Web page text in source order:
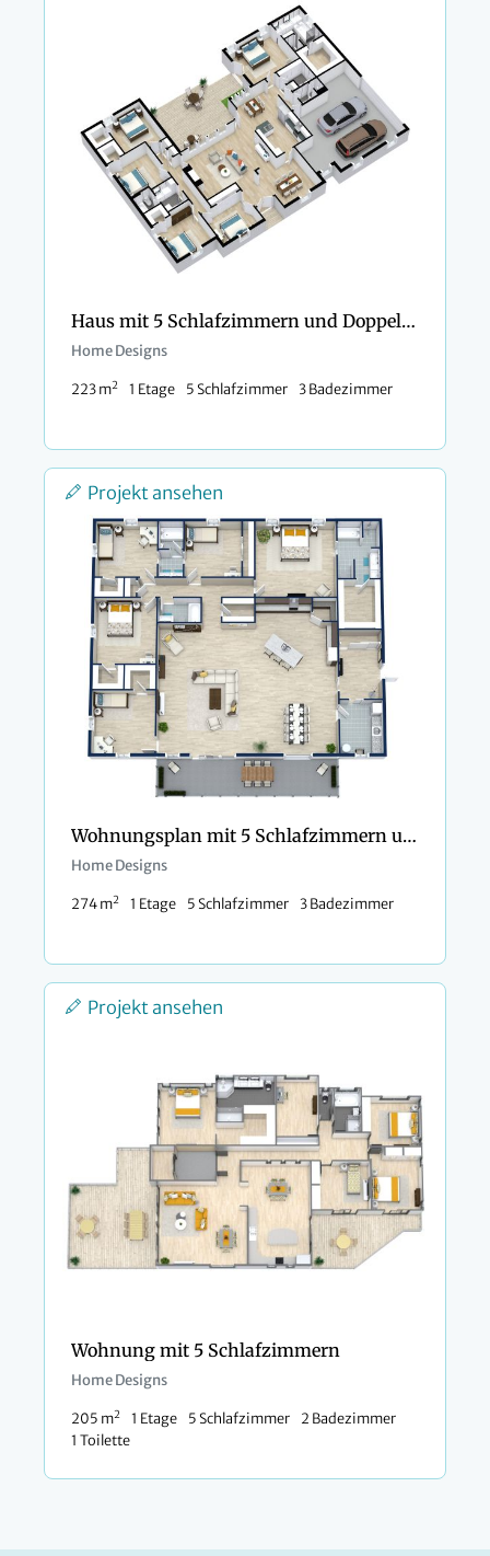
Haus mit 5 Schlafzimmern und Doppelgarage
Home Designs
223 m2 1 Etage 5 Schlafzimmer 3 Badezimmer
Projekt ansehen
Wohnungsplan mit 5 Schlafzimmern und 3 Bädern
Home Designs
274 m2 1 Etage 5 Schlafzimmer 3 Badezimmer
Projekt ansehen
Wohnung mit 5 Schlafzimmern
Home Designs
205 m2 1 Etage 5 Schlafzimmer
2 Badezimmer
1 Toilette